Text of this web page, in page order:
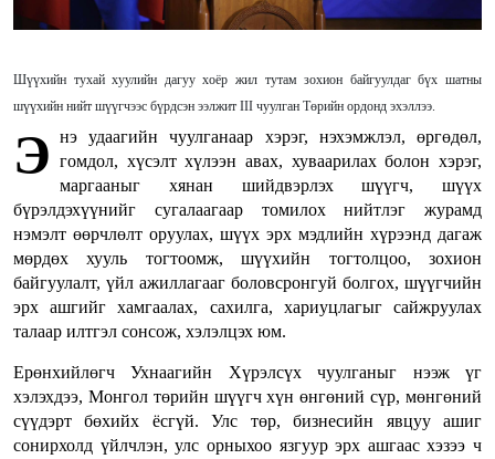
Шүүхийн тухай хуулийн дагуу хоёр жил тутам зохион байгуулдаг бүх шатны
шүүхийн нийт шүүгчээс бүрдсэн ээлжит III чуулган Төрийн ордонд эхэллээ.
Э нэ удаагийн чуулганаар хэрэг, нэхэмжлэл, өргөдөл,
гомдол, хүсэлт хүлээн авах, хуваарилах болон хэрэг,
маргааныг хянан шийдвэрлэх шүүгч, шүүх
бүрэлдэхүүнийг сугалаагаар томилох нийтлэг журамд
нэмэлт өөрчлөлт оруулах, шүүх эрх мэдлийн хүрээнд дагаж
мөрдөх хууль тогтоомж, шүүхийн тогтолцоо, зохион
байгуулалт, үйл ажиллагааг боловсронгуй болгох, шүүгчийн
эрх ашгийг хамгаалах, сахилга, хариуцлагыг сайжруулах
талаар илтгэл сонсож, хэлэлцэх юм.
Ерөнхийлөгч Ухнаагийн Хүрэлсүх чуулганыг нээж үг
хэлэхдээ, Монгол төрийн шүүгч хүн өнгөний сүр, мөнгөний
сүүдэрт бөхийх ёсгүй. Улс төр, бизнесийн явцуу ашиг
сонирхолд үйлчлэн, улс орныхоо язгуур эрх ашгаас хэзээ ч